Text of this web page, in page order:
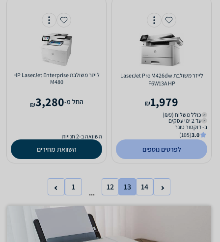
F6W13A HP
1,979
₪
כולל משלוח (₪9)
עד 2 ימי עסקים
ב- דוקטור טונר
3.0
(105)
לפרטים נוספים
‏לייזר ‏משולבת HP LaserJet Enterprise
M480
‫החל מ-3,280
₪
השוואה ב-2 חנויות
השוואת מחירים
1
...
12 13 14